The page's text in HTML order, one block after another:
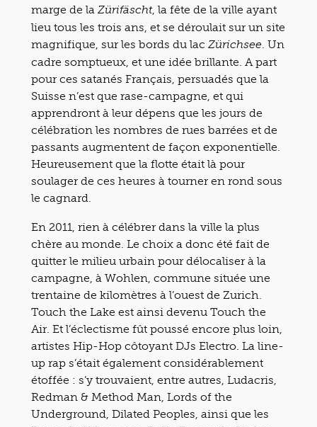
marge de la Zürifäscht, la fête de la ville ayant
lieu tous les trois ans, et se déroulait sur un site
magnifique, sur les bords du lac Zürichsee. Un
cadre somptueux, et une idée brillante. A part
pour ces satanés Français, persuadés que la
Suisse n’est que rase-campagne, et qui
apprendront à leur dépens que les jours de
célébration les nombres de rues barrées et de
passants augmentent de façon exponentielle.
Heureusement que la flotte était là pour
soulager de ces heures à tourner en rond sous
le cagnard.
En 2011, rien à célébrer dans la ville la plus
chère au monde. Le choix a donc été fait de
quitter le milieu urbain pour délocaliser à la
campagne, à Wohlen, commune située une
trentaine de kilomètres à l’ouest de Zurich.
Touch the Lake est ainsi devenu Touch the
Air. Et l’éclectisme fût poussé encore plus loin,
artistes Hip-Hop côtoyant DJs Electro. La line-
up rap s’était également considérablement
étoffée : s’y trouvaient, entre autres, Ludacris,
Redman & Method Man, Lords of the
Underground, Dilated Peoples, ainsi que les